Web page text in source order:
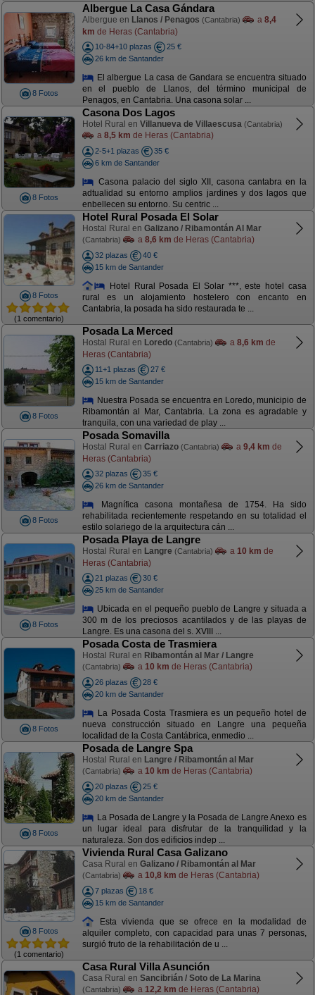
8 Fotos
Albergue La Casa Gándara
Albergue en Llanos / Penagos (Cantabria) a 8,4
km de Heras (Cantabria)
10-84+10 plazas
25 €
26 km de Santander
El albergue La casa de Gandara se encuentra situado
en el pueblo de Llanos, del término municipal de
Penagos, en Cantabria. Una casona solar ...
8 Fotos
Casona Dos Lagos
Hotel Rural en Villanueva de Villaescusa (Cantabria)
a 8,5 km de Heras (Cantabria)
2-5+1 plazas
35 €
6 km de Santander
Casona palacio del siglo XII, casona cantabra en la
adtualidad su entorno amplios jardines y dos lagos que
enbellecen su entorno. Su centric ...
8 Fotos
(1 comentario)
Hotel Rural Posada El Solar
Hostal Rural en Galizano / Ribamontán Al Mar
(Cantabria) a 8,6 km de Heras (Cantabria)
32 plazas
40 €
15 km de Santander
Hotel Rural Posada El Solar ***, este hotel casa
rural es un alojamiento hostelero con encanto en
Cantabria, la posada ha sido restaurada te ...
8 Fotos
Posada La Merced
Hostal Rural en Loredo (Cantabria) a 8,6 km de
Heras (Cantabria)
11+1 plazas
27 €
15 km de Santander
Nuestra Posada se encuentra en Loredo, municipio de
Ribamontán al Mar, Cantabria. La zona es agradable y
tranquila, con una variedad de play ...
8 Fotos
Posada Somavilla
Hostal Rural en Carriazo (Cantabria) a 9,4 km de
Heras (Cantabria)
32 plazas
35 €
26 km de Santander
Magnífica casona montañesa de 1754. Ha sido
rehabilitada recientemente respetando en su totalidad el
estilo solariego de la arquitectura cán ...
8 Fotos
Posada Playa de Langre
Hostal Rural en Langre (Cantabria) a 10 km de
Heras (Cantabria)
21 plazas
30 €
25 km de Santander
Ubicada en el pequeño pueblo de Langre y situada a
300 m de los preciosos acantilados y de las playas de
Langre. Es una casona del s. XVIII ...
8 Fotos
Posada Costa de Trasmiera
Hostal Rural en Ribamontán al Mar / Langre
(Cantabria) a 10 km de Heras (Cantabria)
26 plazas
28 €
20 km de Santander
La Posada Costa Trasmiera es un pequeño hotel de
nueva construcción situado en Langre una pequeña
localidad de la Costa Cantábrica, enmedio ...
8 Fotos
Posada de Langre Spa
Hostal Rural en Langre / Ribamontán al Mar
(Cantabria) a 10 km de Heras (Cantabria)
20 plazas
25 €
20 km de Santander
La Posada de Langre y la Posada de Langre Anexo es
un lugar ideal para disfrutar de la tranquilidad y la
naturaleza. Son dos edificios indep ...
8 Fotos
(1 comentario)
Vivienda Rural Casa Galizano
Casa Rural en Galizano / Ribamontán al Mar
(Cantabria) a 10,8 km de Heras (Cantabria)
7 plazas
18 €
15 km de Santander
Esta vivienda que se ofrece en la modalidad de
alquiler completo, con capacidad para unas 7 personas,
surgió fruto de la rehabilitación de u ...
Casa Rural Villa Asunción
Casa Rural en Sancibrián / Soto de La Marina
(Cantabria) a 12,2 km de Heras (Cantabria)